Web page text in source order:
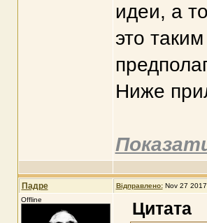
идеи, а
это
Ниже
Падре Відправлено: Nov 27
Offline
Цитата